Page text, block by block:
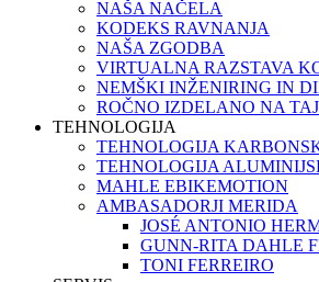
NAŠA NAČELA
KODEKS RAVNANJA
NAŠA ZGODBA
VIRTUALNA RAZSTAVA
NEMŠKI INŽENIRING IN
ROČNO IZDELANO NA
TEHNOLOGIJA
TEHNOLOGIJA
TEHNOLOGIJA
MAHLE EBIKEMOTION
AMBASADORJI MERIDA
JOSÉ ANTONIO
GUNN-RITA DAHLE
TONI FERREIRO